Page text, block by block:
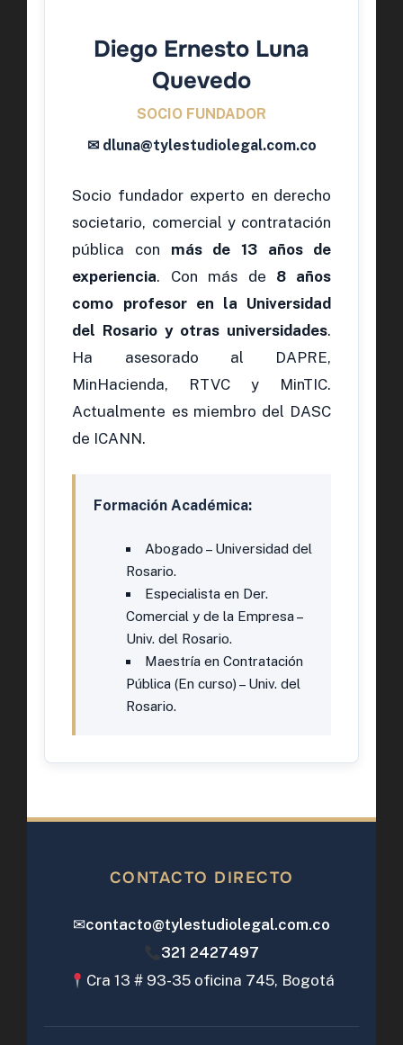
Diego Ernesto Luna
Quevedo
SOCIO FUNDADOR
✉ dluna@tylestudiolegal.com.co
Socio fundador experto en derecho
societario, comercial y contratación
pública con más de 13 años de
experiencia. Con más de 8 años
como profesor en la Universidad
del Rosario y otras universidades.
Ha asesorado al DAPRE,
MinHacienda, RTVC y MinTIC.
Actualmente es miembro del DASC
de ICANN.
Formación Académica:
Abogado – Universidad del
Rosario.
Especialista en Der.
Comercial y de la Empresa –
Univ. del Rosario.
Maestría en Contratación
Pública (En curso) – Univ. del
Rosario.
CONTACTO DIRECTO
✉contacto@tylestudiolegal.com.co
321 2427497
Cra 13 # 93-35 oficina 745, Bogotá